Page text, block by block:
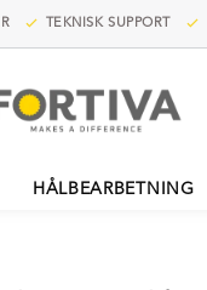
TEKNISK SUPPORT
HÅLBEARBETNING